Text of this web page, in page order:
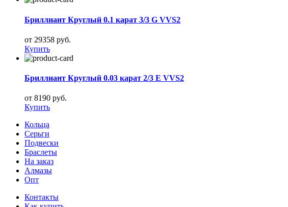
Бриллиант Круглый 0.1 карат 3/3 G VVS2
от 29358 руб.
Купить
Бриллиант Круглый 0.03 карат 2/3 E VVS2
от 8190 руб.
Купить
Кольца
Серьги
Подвески
Браслеты
На заказ
Алмазы
Опт
Контакты